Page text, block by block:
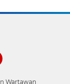
Wartawan